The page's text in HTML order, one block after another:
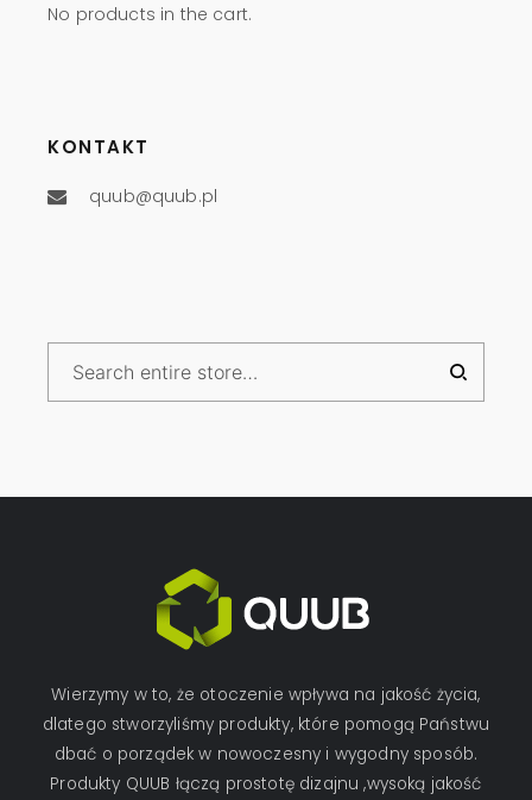
No products in the cart.
KONTAKT
quub@quub.pl
Wierzymy w to, że otoczenie wpływa na jakość życia,
dlatego stworzyliśmy produkty, które pomogą Państwu
dbać o porządek w nowoczesny i wygodny sposób.
Produkty QUUB łączą prostotę dizajnu ,wysoką jakość